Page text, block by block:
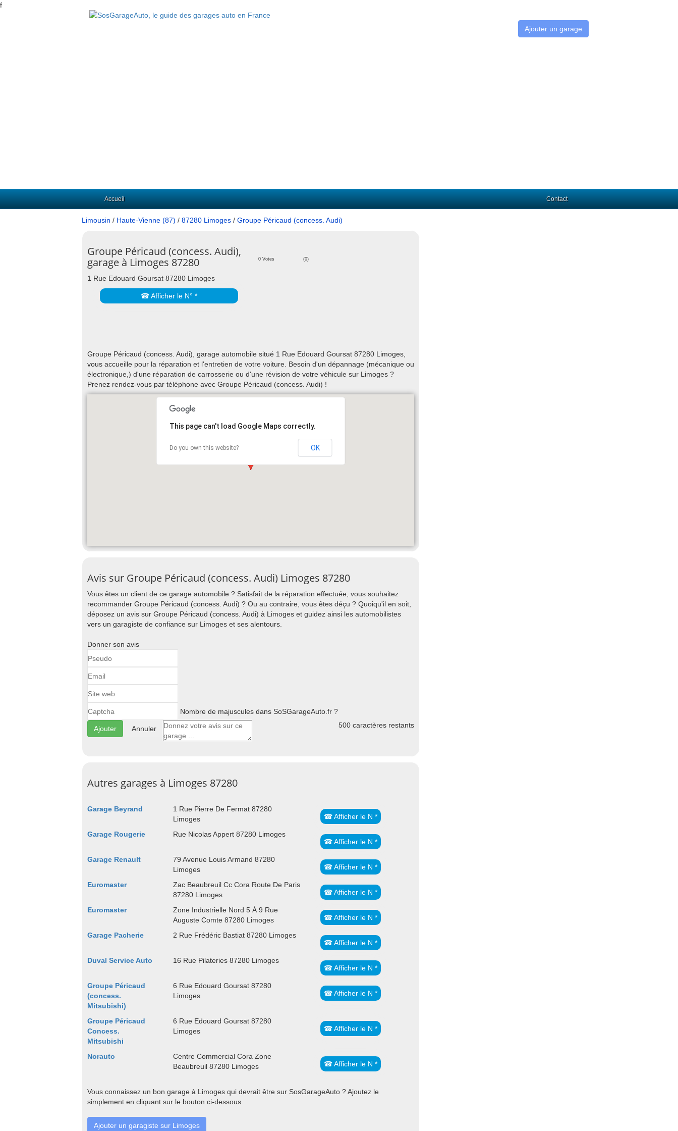
f
Ajouter un garage
Accueil Contact
Limousin / Haute-Vienne (87) / 87280 Limoges / Groupe Péricaud (concess. Audi)
Groupe Péricaud (concess. Audi),
garage à Limoges 87280
0 Votes (0)
1 Rue Edouard Goursat 87280 Limoges
☎ Afficher le N° *
Groupe Péricaud (concess. Audi), garage automobile situé 1 Rue Edouard Goursat 87280 Limoges,
vous accueille pour la réparation et l'entretien de votre voiture. Besoin d'un dépannage (mécanique ou
électronique,) d'une réparation de carrosserie ou d'une révision de votre véhicule sur Limoges ?
Prenez rendez-vous par téléphone avec Groupe Péricaud (concess. Audi) !
This page can't load Google Maps correctly.
Do you own this website? OK
Avis sur Groupe Péricaud (concess. Audi) Limoges 87280
Vous êtes un client de ce garage automobile ? Satisfait de la réparation effectuée, vous souhaitez
recommander Groupe Péricaud (concess. Audi) ? Ou au contraire, vous êtes déçu ? Quoiqu'il en soit,
déposez un avis sur Groupe Péricaud (concess. Audi) à Limoges et guidez ainsi les automobilistes
vers un garagiste de confiance sur Limoges et ses alentours.
Donner son avis
Nombre de majuscules dans SoSGarageAuto.fr ?
Annuler 500 caractères restants
Autres garages à Limoges 87280
Garage Beyrand
1 Rue Pierre De Fermat 87280
Limoges
☎ Afficher le N *
Garage Rougerie
Rue Nicolas Appert 87280 Limoges
☎ Afficher le N *
Garage Renault
79 Avenue Louis Armand 87280
Limoges
☎ Afficher le N *
Euromaster
Zac Beaubreuil Cc Cora Route De Paris
87280 Limoges
☎ Afficher le N *
Euromaster
Zone Industrielle Nord 5 À 9 Rue
Auguste Comte 87280 Limoges
☎ Afficher le N *
Garage Pacherie
2 Rue Frédéric Bastiat 87280 Limoges
☎ Afficher le N *
Duval Service Auto
16 Rue Pilateries 87280 Limoges
☎ Afficher le N *
Groupe Péricaud
(concess.
Mitsubishi)
6 Rue Edouard Goursat 87280
Limoges
☎ Afficher le N *
Groupe Péricaud
Concess.
Mitsubishi
6 Rue Edouard Goursat 87280
Limoges
☎ Afficher le N *
Norauto
Centre Commercial Cora Zone
Beaubreuil 87280 Limoges
☎ Afficher le N *
Vous connaissez un bon garage à Limoges qui devrait être sur SosGarageAuto ? Ajoutez le
simplement en cliquant sur le bouton ci-dessous.
Ajouter un garagiste sur Limoges